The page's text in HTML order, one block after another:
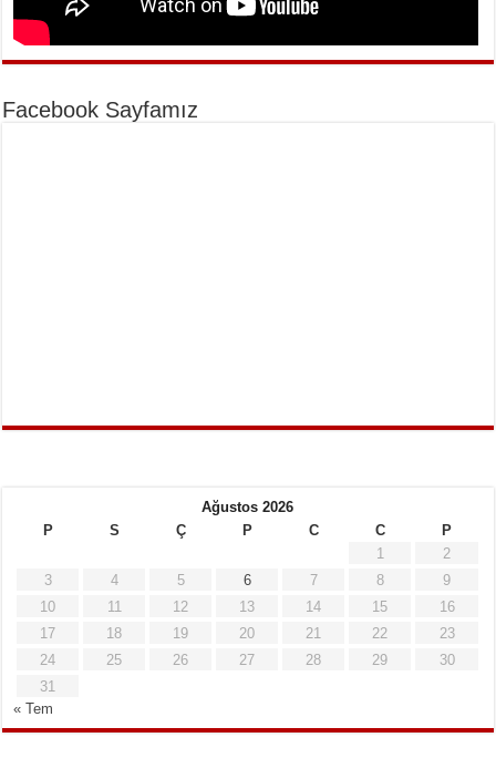
Facebook Sayfamız
Ağustos 2026
P
S Ç P C C
P
1
2
3
4 5 6 7 8
9
10
11 12 13 14 15
16
17
18 19 20 21 22
23
24
25 26 27 28 29
30
31
« Tem